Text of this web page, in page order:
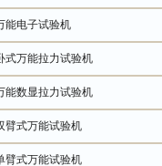
能电子试验机
式万能拉力试验机
能数显拉力试验机
臂式万能试验机
臂式万能试验机